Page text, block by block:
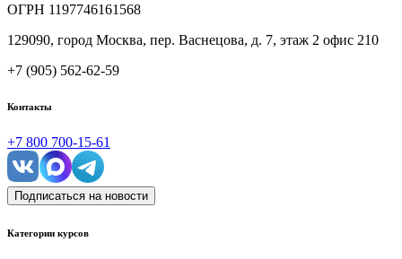
ОГРН 1197746161568
129090, город Москва, пер. Васнецова, д. 7, этаж 2 офис 210
+7 (905) 562-62-59
Контакты
+7 800 700-15-61
Подписаться на новости
Категории курсов